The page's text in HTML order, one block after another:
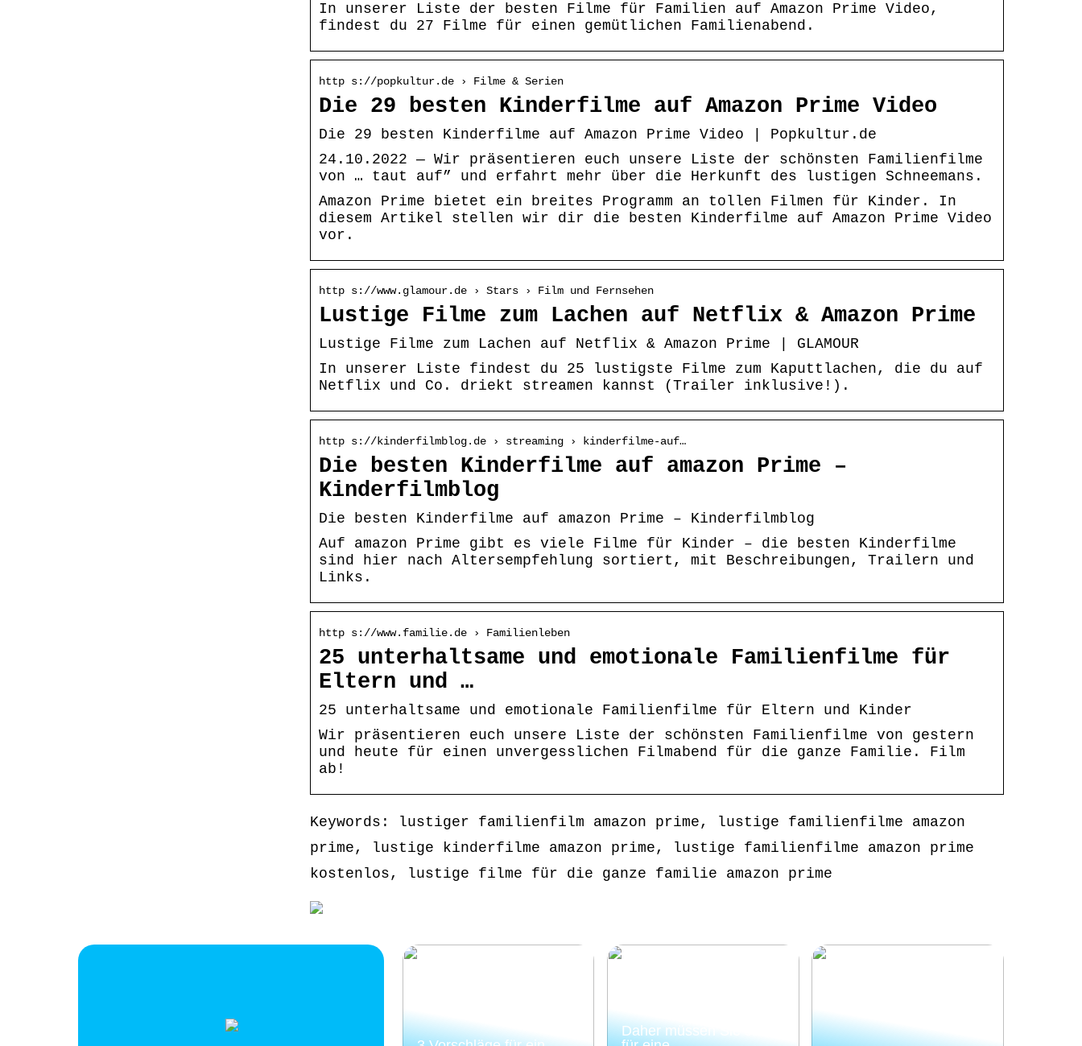
In unserer Liste der besten Filme für Familien auf Amazon Prime Video,
findest du 27 Filme für einen gemütlichen Familienabend.
http s://popkultur.de › Filme & Serien
Die 29 besten Kinderfilme auf Amazon Prime Video
Die 29 besten Kinderfilme auf Amazon Prime Video | Popkultur.de
24.10.2022 — Wir präsentieren euch unsere Liste der schönsten Familienfilme
von … taut auf” und erfahrt mehr über die Herkunft des lustigen Schneemans.
Amazon Prime bietet ein breites Programm an tollen Filmen für Kinder. In
diesem Artikel stellen wir dir die besten Kinderfilme auf Amazon Prime Video
vor.
http s://www.glamour.de › Stars › Film und Fernsehen
Lustige Filme zum Lachen auf Netflix & Amazon Prime
Lustige Filme zum Lachen auf Netflix & Amazon Prime | GLAMOUR
In unserer Liste findest du 25 lustigste Filme zum Kaputtlachen, die du auf
Netflix und Co. driekt streamen kannst (Trailer inklusive!).
http s://kinderfilmblog.de › streaming › kinderfilme-auf…
Die besten Kinderfilme auf amazon Prime –
Kinderfilmblog
Die besten Kinderfilme auf amazon Prime – Kinderfilmblog
Auf amazon Prime gibt es viele Filme für Kinder – die besten Kinderfilme
sind hier nach Altersempfehlung sortiert, mit Beschreibungen, Trailern und
Links.
http s://www.familie.de › Familienleben
25 unterhaltsame und emotionale Familienfilme für
Eltern und …
25 unterhaltsame und emotionale Familienfilme für Eltern und Kinder
Wir präsentieren euch unsere Liste der schönsten Familienfilme von gestern
und heute für einen unvergesslichen Filmabend für die ganze Familie. Film
ab!
Keywords: lustiger familienfilm amazon prime, lustige familienfilme amazon
prime, lustige kinderfilme amazon prime, lustige familienfilme amazon prime
kostenlos, lustige filme für die ganze familie amazon prime
Daher müssen Sie sich